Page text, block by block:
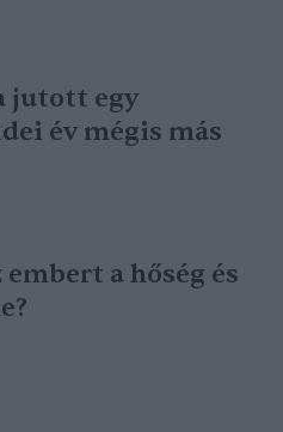
jutott egy
év mégis más
a hőség és